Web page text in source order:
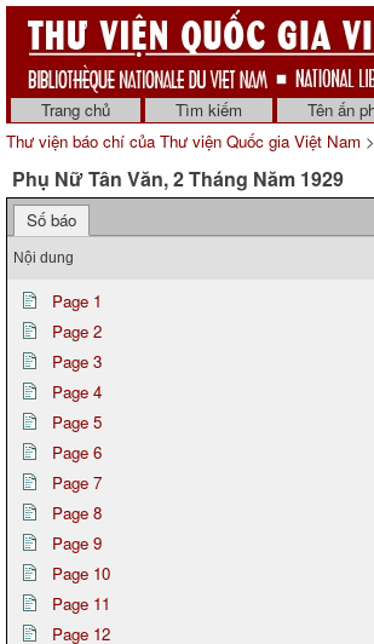
Trang chủ Tìm kiếm Tên ấn
Thư viện báo chí của Thư viện Quốc gia Việt Nam >
Phụ Nữ Tân Văn, 2 Tháng Năm 1929
Số báo
Nội dung
Page 1
Page 2
Page 3
Page 4
Page 5
Page 6
Page 7
Page 8
Page 9
Page 10
Page 11
Page 12